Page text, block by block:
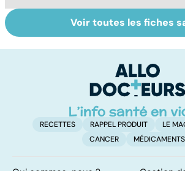
Tout savoir sur
les infections
d'angine
Voir toutes les fiches
RECETTES RAPPEL PRODUIT
LE
CANCER
MÉDICAMENTS